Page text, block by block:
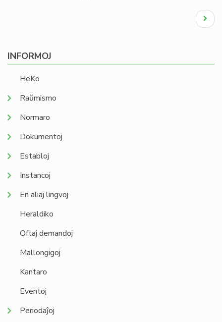
Next
page
INFORMOJ
HeKo
Raŭmismo
Normaro
Dokumentoj
Establoj
Instancoj
En aliaj lingvoj
Heraldiko
Oftaj demandoj
Mallongigoj
Kantaro
Eventoj
Periodaĵoj